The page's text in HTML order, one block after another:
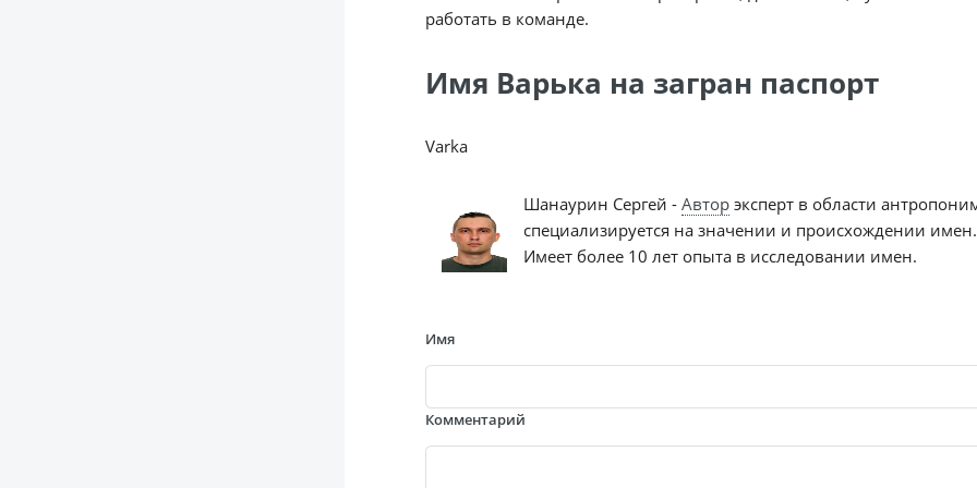
работать в команде.
Имя Варька на загран паспорт
Varka
Шанаурин Сергей - Авторэксперт в области
специализируется на значении и происхождении имен.
Имеет более 10 лет опыта в исследовании имен.
Имя
Комментарий